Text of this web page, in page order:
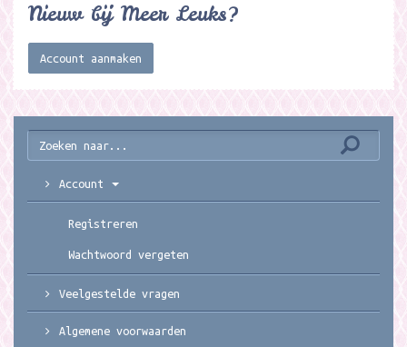
Nieuw bij Meer Leuks?
Account aanmaken
Account
Registreren
Wachtwoord vergeten
Veelgestelde vragen
Algemene voorwaarden